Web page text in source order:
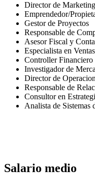
Director de Marketing
Emprendedor/
Gestor de Proyectos
Responsable de
Asesor Fiscal y
Especialista en
Controller Financiero
Investigador de
Director de
Responsable de
Consultor en
Analista de Sistemas
Salario medio